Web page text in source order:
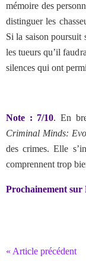
mémoire des
distinguer les
Si la saison poursuit
les tueurs qu’il
silences qui ont
Note : 7/10. En
Criminal Minds:
des crimes. Elle
comprennent trop
Prochainement sur
« Article précédent